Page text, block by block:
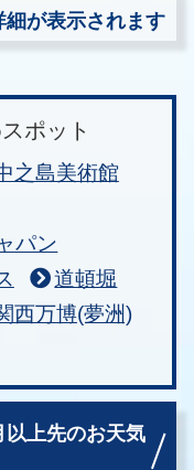
細が表示されます
ポット
之島美術館
パン
道頓堀
西万博(夢洲)
以上先のお天気